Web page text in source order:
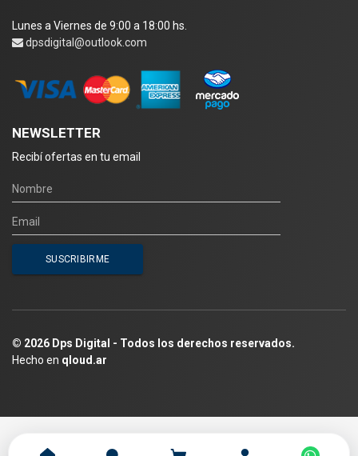
Lunes a Viernes de 9:00 a 18:00 hs.
dpsdigital@outlook.com
NEWSLETTER
Recibí ofertas en tu email
© 2026 Dps Digital - Todos los derechos reservados.
Hecho en qloud.ar